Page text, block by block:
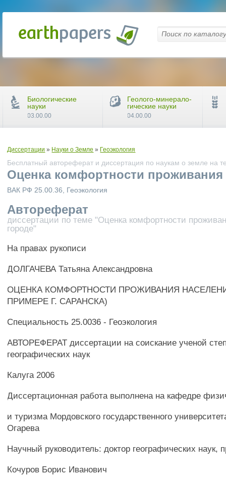
Диссертации » Науки о Земле » Геоэкология
Бесплатный автореферат и диссертация по наукам о земле на
Оценка комфортности проживания
ВАК РФ 25.00.36, Геоэкология
Автореферат
диссертации по теме "Оценка комфортности
городе"
На правах рукописи
ДОЛГАЧЕВА Татьяна Александровна
ОЦЕНКА КОМФОРТНОСТИ ПРОЖИВАНИЯ
ПРИМЕРЕ Г. САРАНСКА)
Специальность 25.0036 - Геоэкология
АВТОРЕФЕРАТ диссертации на соискание ученой
географических наук
Калуга 2006
Диссертационная работа выполнена на кафедре
и туризма Мордовского государственного
Огарева
Научный руководитель: доктор географических наук,
Кочуров Борис Иванович
Биологические
науки
03.00.00
Геолого-минерало-
гические науки
04.00.00